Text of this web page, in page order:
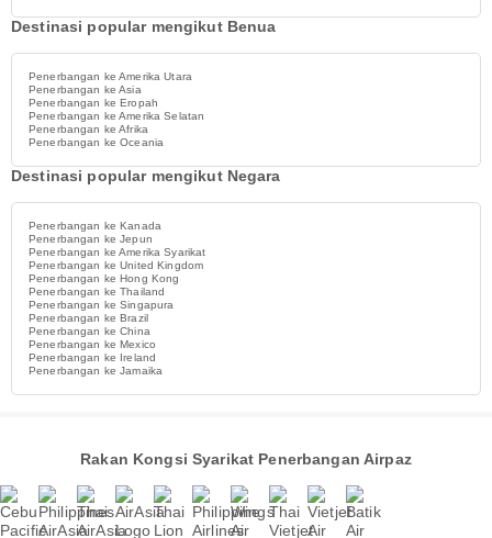
Destinasi popular mengikut Benua
Penerbangan ke Amerika Utara
Penerbangan ke Asia
Penerbangan ke Eropah
Penerbangan ke Amerika Selatan
Penerbangan ke Afrika
Penerbangan ke Oceania
Destinasi popular mengikut Negara
Penerbangan ke Kanada
Penerbangan ke Jepun
Penerbangan ke Amerika Syarikat
Penerbangan ke United Kingdom
Penerbangan ke Hong Kong
Penerbangan ke Thailand
Penerbangan ke Singapura
Penerbangan ke Brazil
Penerbangan ke China
Penerbangan ke Mexico
Penerbangan ke Ireland
Penerbangan ke Jamaika
Rakan Kongsi Syarikat Penerbangan Airpaz